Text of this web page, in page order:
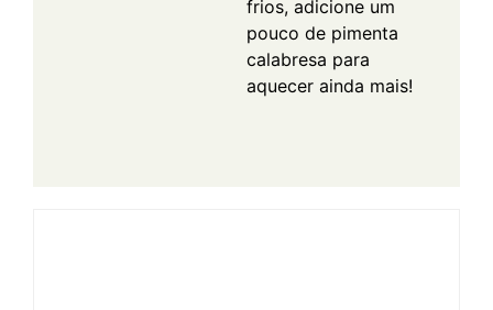
frios, adicione um
pouco de pimenta
calabresa para
aquecer ainda mais!